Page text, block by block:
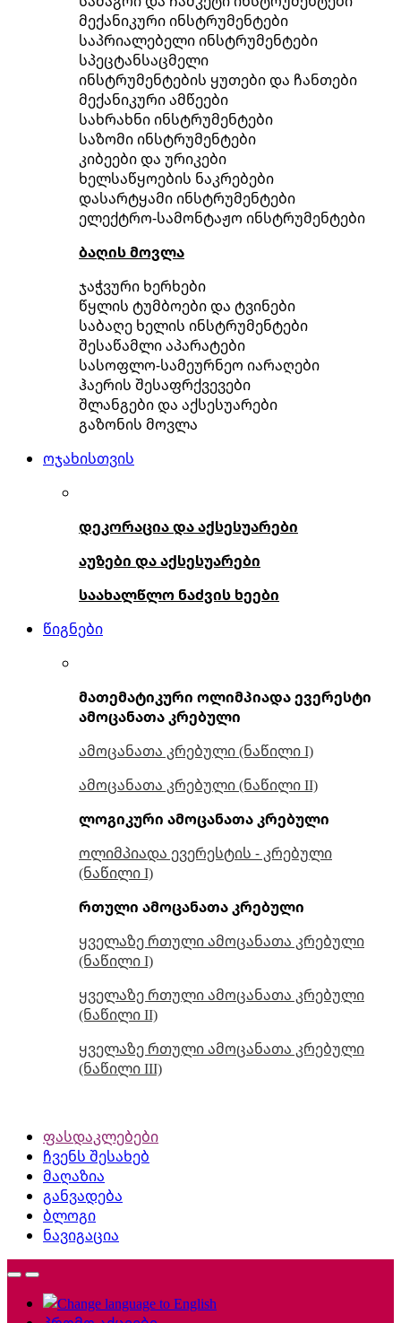
მექანიკური ინსტრუმენტები
საპრიალებელი ინსტრუმენტები
სპეცტანსაცმელი
ინსტრუმენტების ყუთები და ჩანთები
მექანიკური ამწეები
სახრახნი ინსტრუმენტები
საზომი ინსტრუმენტები
კიბეები და ურიკები
ხელსაწყოების ნაკრებები
დასარტყამი ინსტრუმენტები
ელექტრო-სამონტაჟო ინსტრუმენტები
ბაღის მოვლა
ჯაჭვური ხერხები
წყლის ტუმბოები და ტვინები
საბაღე ხელის ინსტრუმენტები
შესაწამლი აპარატები
სასოფლო-სამეურნეო იარაღები
ჰაერის შესაფრქვევები
შლანგები და აქსესუარები
გაზონის მოვლა
ოჯახისთვის
დეკორაცია და აქსესუარები
აუზები და აქსესუარები
საახალწლო ნაძვის ხეები
წიგნები
მათემატიკური ოლიმპიადა ევერესტი
ამოცანათა კრებული
ამოცანათა კრებული (ნაწილი I)
ამოცანათა კრებული (ნაწილი II)
ლოგიკური ამოცანათა კრებული
ოლიმპიადა ევერესტის - კრებული
(ნაწილი I)
რთული ამოცანათა კრებული
ყველაზე რთული ამოცანათა კრებული
(ნაწილი I)
ყველაზე რთული ამოცანათა კრებული
(ნაწილი II)
ყველაზე რთული ამოცანათა კრებული
(ნაწილი III)
ფასდაკლებები
ჩვენს შესახებ
მაღაზია
განვადება
ბლოგი
ნავიგაცია